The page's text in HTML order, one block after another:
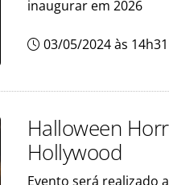
inaugurar em 2026
03/05/2024 às 14h31
Halloween
Hollywood
Evento será realizado